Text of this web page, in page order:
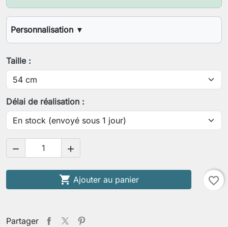
Personnalisation ▼
Votre tour de tête
Enregistrer la personnalisation
Taille :
Délai de réalisation :
 
 Ajouter au panier favorite_border
Partager